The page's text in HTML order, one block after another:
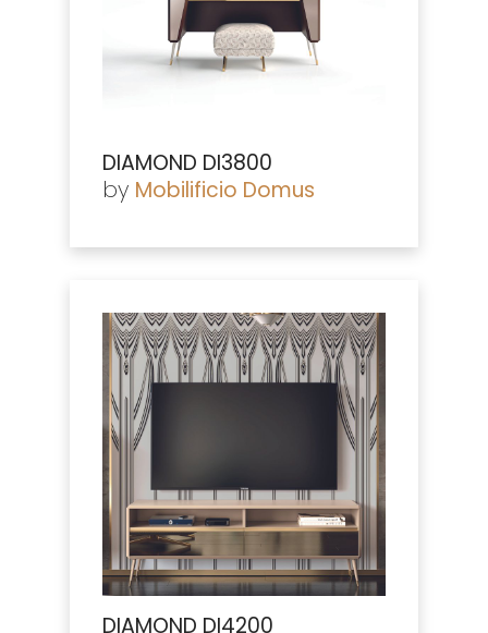
DIAMOND DI3800
by Mobilificio Domus
DIAMOND DI4200